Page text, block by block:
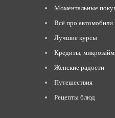
Моментальные
Всё про автомобили
Лучшие курсы
Кредиты,
Женские радости
Путешествия
Рецепты блюд